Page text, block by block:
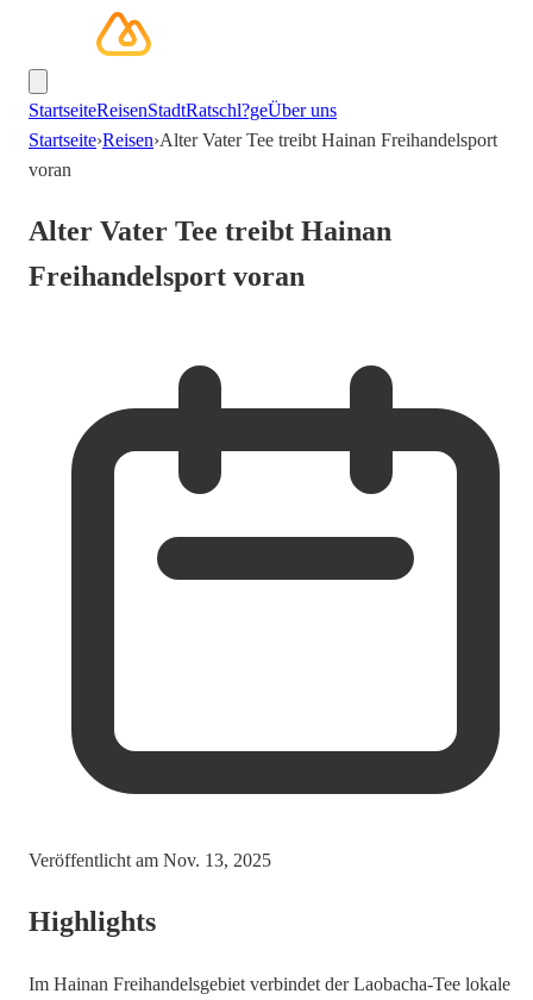
StartseiteReisenStadtRatschl?geÜber uns
Startseite›Reisen›Alter Vater Tee treibt Hainan Freihandelsport
voran
Alter Vater Tee treibt Hainan
Freihandelsport voran
Veröffentlicht am Nov. 13, 2025
Highlights
Im Hainan Freihandelsgebiet verbindet der Laobacha-Tee lokale